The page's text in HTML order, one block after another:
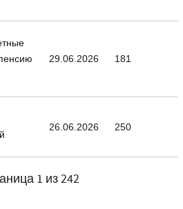
29.06.2026 181
26.06.2026 250
1 из 242